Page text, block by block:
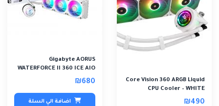
Core Vision 360 ARGB Liquid
CPU Cooler – WHITE
₪490
Gigabyte AORUS
WATERFORCE II 360 ICE AIO
ARGB REV2
₪680
اضافة الي السلة